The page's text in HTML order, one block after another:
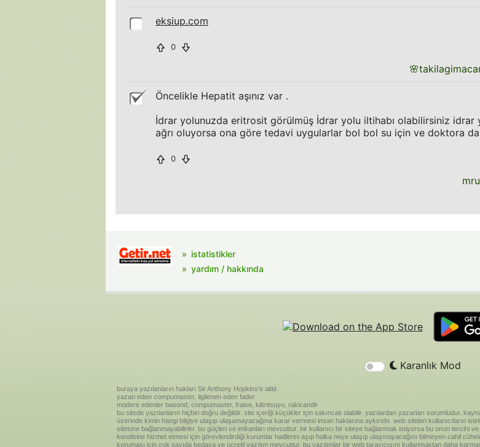
eksiup.com
0
🌸
Öncelikle Hepatit aşınız var .
İdrar yolunuzda eritrosit görülmüş İdrar yolu iltihabı olabilirsiniz idrar
ağrı oluyorsa ona göre tedavi uygularlar bol bol su için ve doktora
0
istatistikler
yardım / hakkında
Karanlık Mod
buraya yazılanların hakları Sir Anthony Hopkins'e aittir.
yazan eden compumaster, ilgilenen eden fader
modere edenler basond, compumaster, fraise, kibritsuyu, rakicandir
bu sitede yazılanların hiçbiri doğru değildir. site içeriği küçükler için sakıncalı olabilir. yazılardan yazarları sorumludur.
üzerinde kimin hangi bilgiye ulaşıp ulaşamayacağına karar vermesi insan haklarına aykırıdır. web siteleri kullanıcıların
sitesine bağlanmayabilirler. bu güçleri ve imkanları mevcuttur. bir kullanıcı bir siteye bağlanmak istiyorsa bu onun tercihi
kendisine hizmet etmesi için görevlendirdiği kurumlar hadlerini aşıp halka neye ulaşıp ulaşmayacağını bilmeyen cahil
koruması için çok sayıda bedava ve ücretli yazılım mevcuttur. bu yazılımlar bir web tarayıcısını kullanmaktan daha